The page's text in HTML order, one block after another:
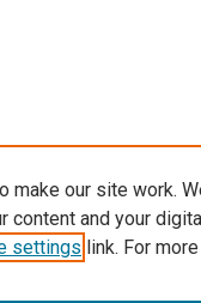
make our site work.
and your
settings link. For